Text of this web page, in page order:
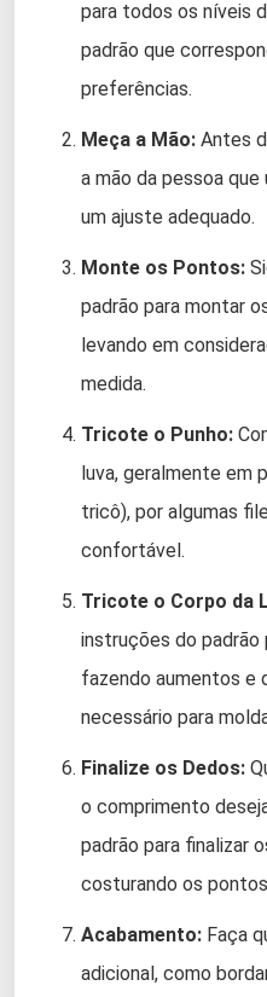
para todos os níveis
padrão que
preferências.
Meça a Mão: Antes
a mão da pessoa que
um ajuste adequado.
Monte os Pontos:
padrão para montar
levando em
medida.
Tricote o Punho:
luva, geralmente em
tricô), por algumas
confortável.
Tricote o Corpo da
instruções do
fazendo aumentos e
necessário para
Finalize os Dedos:
o comprimento
padrão para finalizar
costurando os
Acabamento: Faça
adicional, como